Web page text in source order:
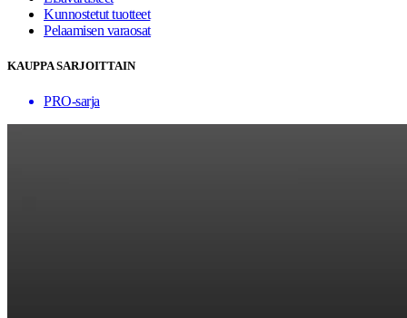
Kunnostetut tuotteet
Pelaamisen varaosat
KAUPPA SARJOITTAIN
PRO-sarja